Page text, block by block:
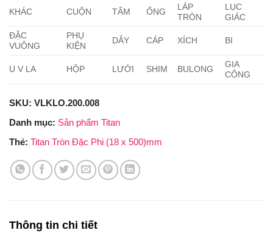
KHÁC CUỘN TẤM ỐNG
LÁP
TRÒN
LỤC
GIÁC
ĐẶC
VUÔNG
PHỤ
KIỆN
DÂY CÁP XÍCH BI
U V LA HỘP LƯỚI SHIM BULONG
GIA
CÔNG
SKU: VLKLO.200.008
Danh mục: Sản phẩm Titan
Thẻ: Titan Tròn Đặc Phi (18 x 500)mm
Thông tin chi tiết